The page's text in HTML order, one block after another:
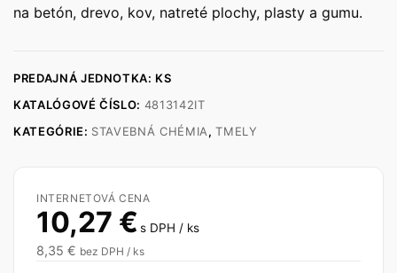
na betón, drevo, kov, natreté plochy, plasty a gumu.
PREDAJNÁ JEDNOTKA: KS
KATALÓGOVÉ ČÍSLO: 4813142IT
KATEGÓRIE: STAVEBNÁ CHÉMIA,TMELY
INTERNETOVÁ CENA
10,27 € s DPH / ks
8,35 € bez DPH / ks